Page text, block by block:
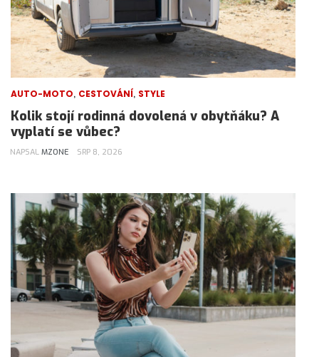
AUTO-MOTO, CESTOVÁNÍ, STYLE
Kolik stojí rodinná dovolená v obytňáku? A
vyplatí se vůbec?
NAPSAL MZONE SRP 8, 2026